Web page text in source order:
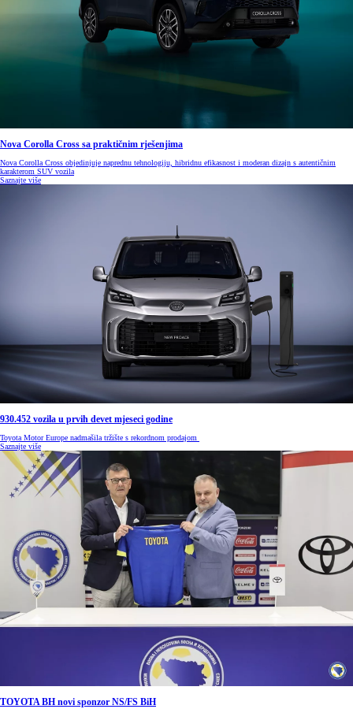
Nova Corolla Cross sa praktičnim rješenjima
Nova Corolla Cross objedinjuje naprednu tehnologiju, hibridnu efikasnost i moderan dizajn s autentičnim
karakterom SUV vozila
Saznajte više
930.452 vozila u prvih devet mjeseci godine
Toyota Motor Europe nadmašila tržište s rekordnom prodajom
Saznajte više
TOYOTA BH novi sponzor NS/FS BiH